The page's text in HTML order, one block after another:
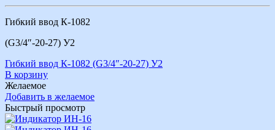
Гибкий ввод К-1082
(G3/4″-20-27) У2
Гибкий ввод К-1082 (G3/4″-20-27) У2
В корзину
Желаемое
Добавить в желаемое
Быстрый просмотр